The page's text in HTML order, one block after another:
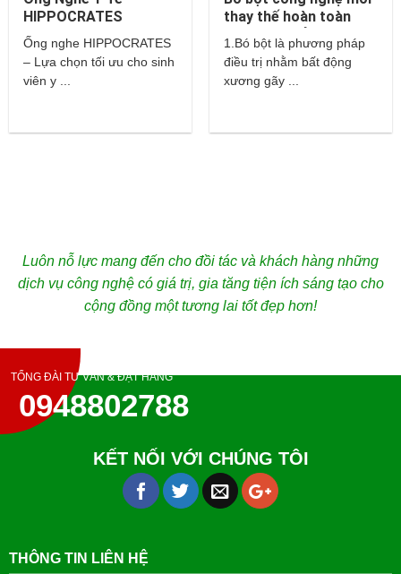
HIPPOCRATES
Ống nghe HIPPOCRATES
– Lựa chọn tối ưu cho sinh
viên y ...
thay thế hoàn toàn
cho bột thuỷ tinh và
thạch cao?
1.Bó bột là phương pháp
điều trị nhằm bất động
xương gãy ...
Luôn nỗ lực mang đến cho đồi tác và khách hàng những
dịch vụ công nghệ có giá trị, gia tăng tiện ích sáng tạo cho
cộng đồng một tương lai tốt đẹp hơn!
TỔNG ĐÀI TƯ VẤN & ĐẶT HÀNG
0948802788
KẾT NỐI VỚI CHÚNG TÔI
THÔNG TIN LIÊN HỆ